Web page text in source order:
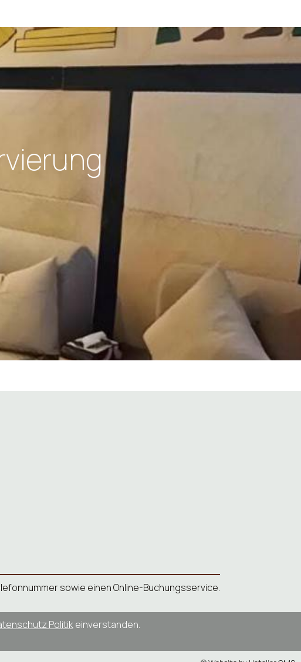
sowie einen Online-Buchungsservice.
Politikeinverstanden.